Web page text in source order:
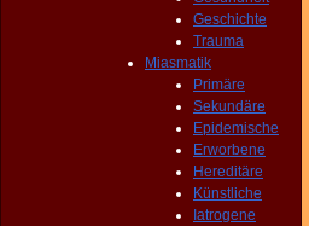
Geschichte
Trauma
Miasmatik
Primäre
Sekundäre
Epidemische
Erworbene
Hereditäre
Künstliche
Iatrogene